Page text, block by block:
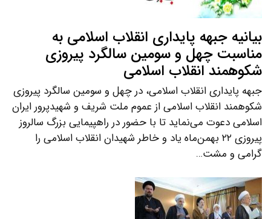
بیانیه جبهه پایداری انقلاب اسلامی به
مناسبت چهل و سومین سالگرد پیروزی
شکوهمند انقلاب اسلامی
جبهه پایداری انقلاب اسلامی، در چهل و سومین سالگرد پیروزی
شکوهمند انقلاب اسلامی از عموم ملت شریف و شهیدپرور ایران
اسلامی دعوت می‌نماید تا با حضور در راهپیمایی بزرگ سالروز
پیروزی ۲۲ بهمن‌ماه یاد و خاطر شهیدان انقلاب اسلامی را
گرامی و مشت…